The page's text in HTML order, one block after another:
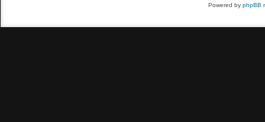
Powered by phpBB